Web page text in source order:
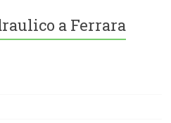
a Ferrara